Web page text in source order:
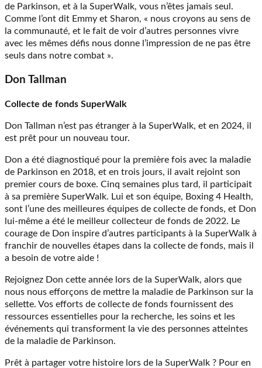
de Parkinson, et à la SuperWalk, vous n’êtes jamais seul.
Comme l’ont dit Emmy et Sharon, « nous croyons au sens de
la communauté, et le fait de voir d’autres personnes vivre
avec les mêmes défis nous donne l’impression de ne pas être
seuls dans notre combat ».
Don Tallman
Collecte de fonds SuperWalk
Don Tallman n’est pas étranger à la SuperWalk, et en 2024, il
est prêt pour un nouveau tour.
Don a été diagnostiqué pour la première fois avec la maladie
de Parkinson en 2018, et en trois jours, il avait rejoint son
premier cours de boxe. Cinq semaines plus tard, il participait
à sa première SuperWalk. Lui et son équipe, Boxing 4 Health,
sont l’une des meilleures équipes de collecte de fonds, et Don
lui-même a été le meilleur collecteur de fonds de 2022. Le
courage de Don inspire d’autres participants à la SuperWalk à
franchir de nouvelles étapes dans la collecte de fonds, mais il
a besoin de votre aide !
Rejoignez Don cette année lors de la SuperWalk, alors que
nous nous efforçons de mettre la maladie de Parkinson sur la
sellette. Vos efforts de collecte de fonds fournissent des
ressources essentielles pour la recherche, les soins et les
événements qui transforment la vie des personnes atteintes
de la maladie de Parkinson.
Prêt à partager votre histoire lors de la SuperWalk ? Pour en